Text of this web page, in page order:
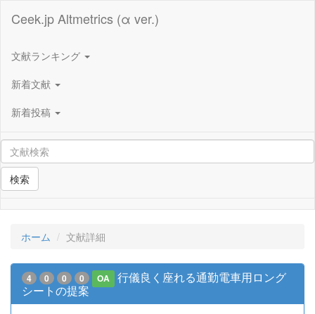
Ceek.jp Altmetrics (α ver.)
文献ランキング
新着文献
新着投稿
検索
ホーム 文献詳細
4 0 0 0 OA
行儀良く座れる通勤電車用ロング
シートの提案